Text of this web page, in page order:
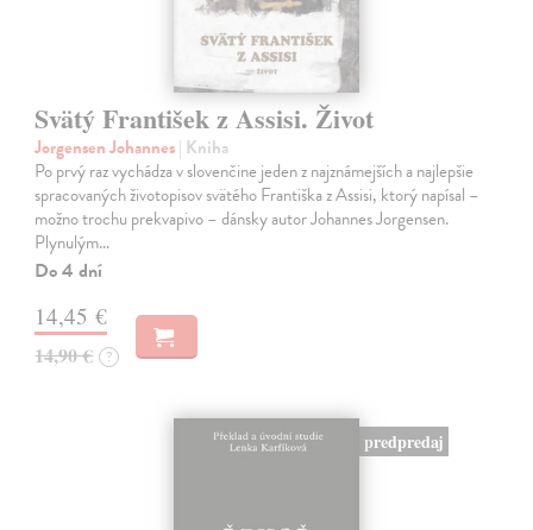
Svätý František z Assisi. Život
Jorgensen Johannes| Kniha
Po prvý raz vychádza v slovenčine jeden z najznámejších a najlepšie
spracovaných životopisov svätého Františka z Assisi, ktorý napísal –
možno trochu prekvapivo – dánsky autor Johannes Jorgensen.
Plynulým…
Do 4 dní
14,45 €
14,90 € ?
predpredaj